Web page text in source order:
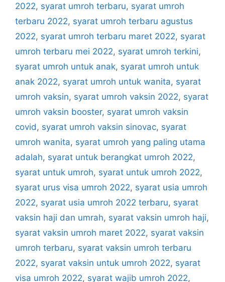
2022, syarat umroh terbaru, syarat umroh
terbaru 2022, syarat umroh terbaru agustus
2022, syarat umroh terbaru maret 2022, syarat
umroh terbaru mei 2022, syarat umroh terkini,
syarat umroh untuk anak, syarat umroh untuk
anak 2022, syarat umroh untuk wanita, syarat
umroh vaksin, syarat umroh vaksin 2022, syarat
umroh vaksin booster, syarat umroh vaksin
covid , syarat umroh vaksin sinovac, syarat
umroh wanita, syarat umroh yang paling utama
adalah, syarat untuk berangkat umroh 2022,
syarat untuk umroh, syarat untuk umroh 2022,
syarat urus visa umroh 2022, syarat usia umroh
2022, syarat usia umroh 2022 terbaru, syarat
vaksin haji dan umrah, syarat vaksin umroh haji,
syarat vaksin umroh maret 2022, syarat vaksin
umroh terbaru, syarat vaksin umroh terbaru
2022, syarat vaksin untuk umroh 2022, syarat
visa umroh 2022, syarat wajib umroh 2022,